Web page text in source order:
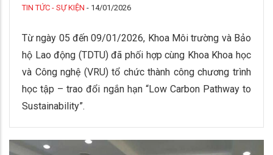
TIN TỨC - SỰ KIỆN - 14/01/2026
Từ ngày 05 đến 09/01/2026, Khoa Môi trường và Bảo
hộ Lao động (TDTU) đã phối hợp cùng Khoa Khoa học
và Công nghệ (VRU) tổ chức thành công chương trình
học tập – trao đổi ngắn hạn “Low Carbon Pathway to
Sustainability”.